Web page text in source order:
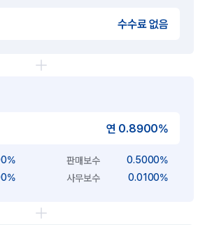
수수료 없음
연 0.8900%
판매보수
0.5000%
사무보수 0.0100%